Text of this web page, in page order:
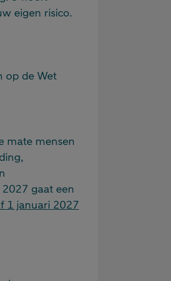
eigen risico.
op de Wet
mate mensen
gaat een
1 januari 2027